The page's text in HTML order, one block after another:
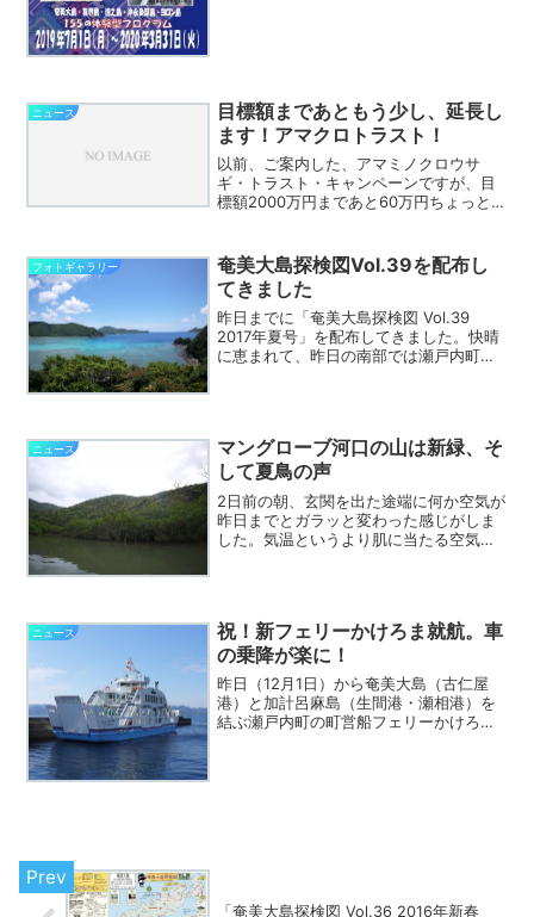
ニュース
目標額まであともう少し、延長し
ます！アマクロトラスト！
以前、ご案内した、アマミノクロウサ
ギ・トラスト・キャンペーンですが、目
標額2000万円まであと60万円ちょっと
を是非！
フォトギャラリー
奄美大島探検図Vol.39を配布し
てきました
昨日までに「奄美大島探検図 Vol.39
2017年夏号」を配布してきました。快晴
に恵まれて、昨日の南部では瀬戸内町嘉
ニュース
マングローブ河口の山は新緑、そ
して夏鳥の声
2日前の朝、玄関を出た途端に何か空気が
昨日までとガラッと変わった感じがしま
した。気温というより肌に当たる空気が
ニュース
祝！新フェリーかけろま就航。車
の乗降が楽に！
昨日（12月1日）から奄美大島（古仁屋
港）と加計呂麻島（生間港・瀬相港）を
結ぶ瀬戸内町の町営船フェリーかけろま
「奄美大島探検図 Vol.36 2016年新春